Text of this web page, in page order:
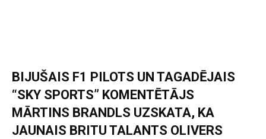
BIJUŠAIS F1 PILOTS UN TAGADĒJAIS
“SKY SPORTS” KOMENTĒTĀJS
MĀRTINS BRANDLS UZSKATA, KA
JAUNAIS BRITU TALANTS OLIVERS